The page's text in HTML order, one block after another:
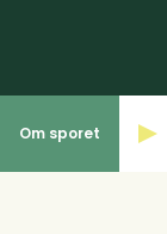
Om sporet